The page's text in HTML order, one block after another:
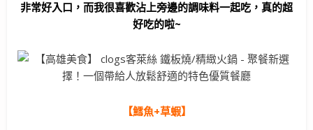
非常好入口，而我很喜歡沾上旁邊的調味料一起吃，真的超
好吃的啦~
【鱈魚+草蝦】